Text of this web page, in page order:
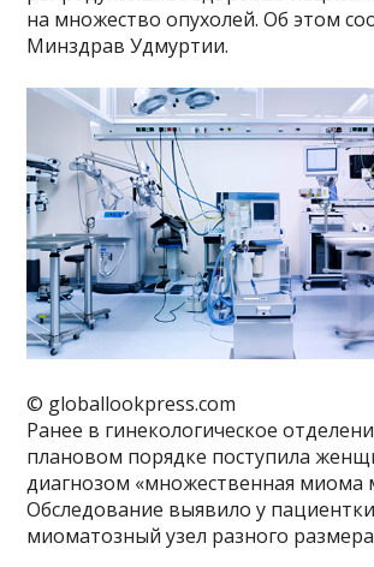
на множество опухолей. Об этом
Минздрав Удмуртии.
© globallookpress.com
Ранее в гинекологическое
плановом порядке поступила
диагнозом «множественная миома
Обследование выявило у
миоматозный узел разного